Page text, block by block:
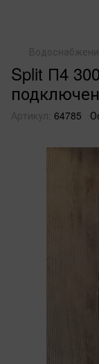
Split П4
Артикул: 64785